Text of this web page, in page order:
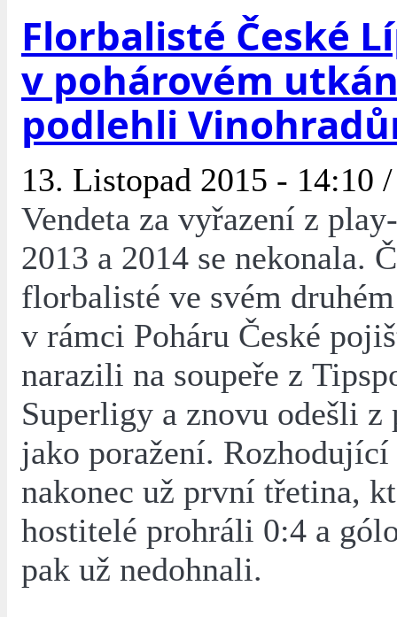
Florbalisté České
v pohárovém
podlehli
13. Listopad 2015 - 14:10
Vendeta za vyřazení z
2013 a 2014 se nekonala.
florbalisté ve svém
v rámci Poháru České
narazili na soupeře z
Superligy a znovu odešli z
jako poražení.
nakonec už první třetina,
hostitelé prohráli 0:4 a
pak už nedohnali.